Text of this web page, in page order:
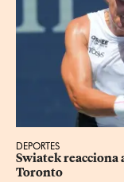
DEPORTES
Swiatek reacciona
Toronto